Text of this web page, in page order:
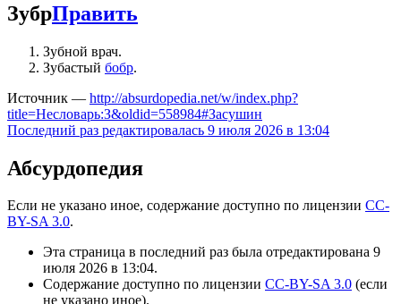
ЗубрПравить
Зубной врач.
Зубастый бобр.
Источник — http://absurdopedia.net/w/index.php?
title=Несловарь:З&oldid=558984#Засушин
Последний раз редактировалась 9 июля 2026 в 13:04
Абсурдопедия
Если не указано иное, содержание доступно по лицензии CC-
BY-SA 3.0.
Эта страница в последний раз была отредактирована 9
июля 2026 в 13:04.
Содержание доступно по лицензии CC-BY-SA 3.0 (если
не указано иное).